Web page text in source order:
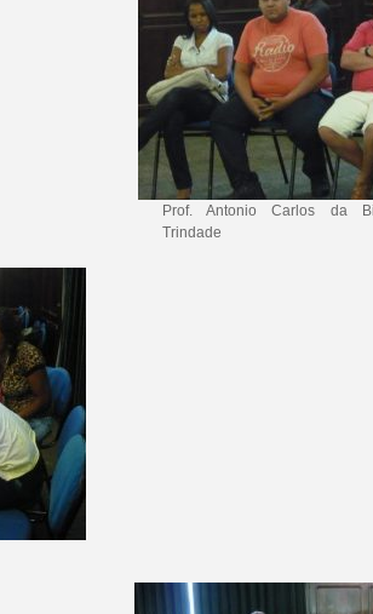
Prof. Antonio Carlos da
Trindade